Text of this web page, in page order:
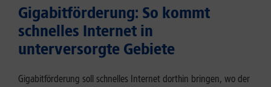
Gigabitförderung: So kommt
schnelles Internet in
unterversorgte Gebiete
Gigabitförderung soll schnelles Internet dorthin bringen, wo der